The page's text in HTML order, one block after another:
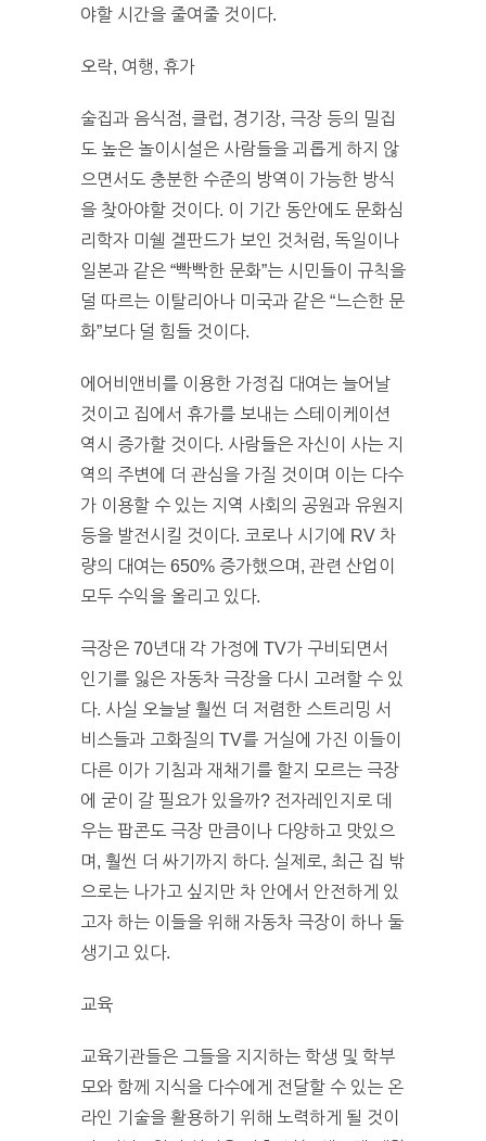
야할 시간을 줄여줄 것이다.
오락, 여행, 휴가
술집과 음식점, 클럽, 경기장, 극장 등의 밀집
도 높은 놀이시설은 사람들을 괴롭게 하지 않
으면서도 충분한 수준의 방역이 가능한 방식
을 찾아야할 것이다. 이 기간 동안에도 문화심
리학자 미쉘 겔판드가 보인 것처럼, 독일이나
일본과 같은 “빡빡한 문화”는 시민들이 규칙을
덜 따르는 이탈리아나 미국과 같은 “느슨한 문
화”보다 덜 힘들 것이다.
에어비앤비를 이용한 가정집 대여는 늘어날
것이고 집에서 휴가를 보내는 스테이케이션
역시 증가할 것이다. 사람들은 자신이 사는 지
역의 주변에 더 관심을 가질 것이며 이는 다수
가 이용할 수 있는 지역 사회의 공원과 유원지
등을 발전시킬 것이다. 코로나 시기에 RV 차
량의 대여는 650% 증가했으며, 관련 산업이
모두 수익을 올리고 있다.
극장은 70년대 각 가정에 TV가 구비되면서
인기를 잃은 자동차 극장을 다시 고려할 수 있
다. 사실 오늘날 훨씬 더 저렴한 스트리밍 서
비스들과 고화질의 TV를 거실에 가진 이들이
다른 이가 기침과 재채기를 할지 모르는 극장
에 굳이 갈 필요가 있을까? 전자레인지로 데
우는 팝콘도 극장 만큼이나 다양하고 맛있으
며, 훨씬 더 싸기까지 하다. 실제로, 최근 집 밖
으로는 나가고 싶지만 차 안에서 안전하게 있
고자 하는 이들을 위해 자동차 극장이 하나 둘
생기고 있다.
교육
교육기관들은 그들을 지지하는 학생 및 학부
모와 함께 지식을 다수에게 전달할 수 있는 온
라인 기술을 활용하기 위해 노력하게 될 것이